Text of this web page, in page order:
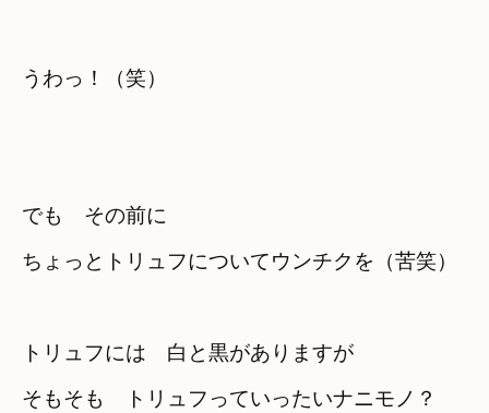
でも　その前に
ちょっとトリュフについてウンチクを（苦笑）
トリュフには　白と黒がありますが
そもそも　トリュフっていったいナニモノ？